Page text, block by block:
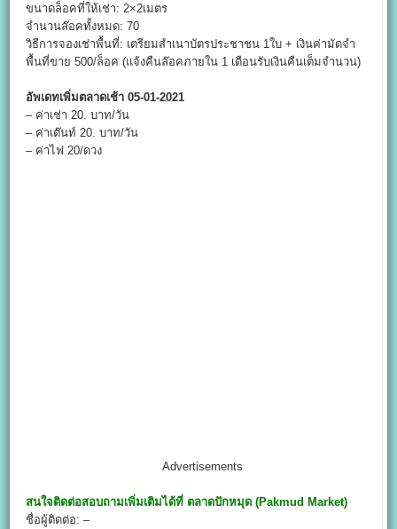
ขนาดล็อคที่ให้เช่า: 2×2เมตร
จำนวนล๊อคทั้งหมด: 70
วิธีการจองเช่าพื้นที่: เตรียมสำเนาบัตรประชาชน 1ใบ + เงินค่ามัดจำ
พื้นที่ขาย 500/ล็อค (แจ้งคืนล๊อคภายใน 1 เดือนรับเงินคืนเต็มจำนวน)
อัพเดทเพิ่มตลาดเช้า 05-01-2021
– ค่าเช่า 20. บาท/วัน
– ค่าเต๊นท์ 20. บาท/วัน
– ค่าไฟ 20/ดวง
Advertisements
สนใจติดต่อสอบถามเพิ่มเติมได้ที่ ตลาดปักหมุด (Pakmud Market)
ชื่อผู้ติดต่อ: –